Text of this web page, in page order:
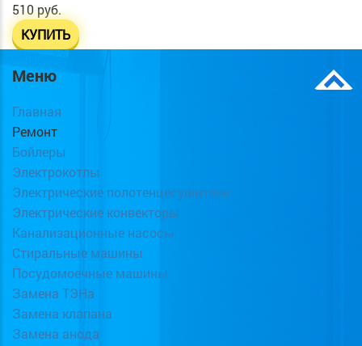
510 руб.
КУПИТЬ
Меню
Главная
Ремонт
Бойлеры
Электрокотлы
Электрические полотенцесушители
Электрические конвекторы
Канализационные насосы
Стиральные машины
Посудомоечные машины
Замена ТЭНа
Замена клапана
Замена анода